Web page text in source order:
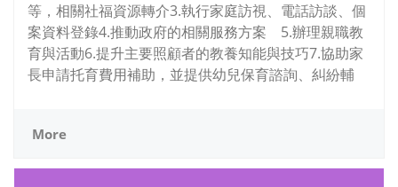
等，相關社福資源轉介3.執行家庭訪視、電話訪談、個
案資料登錄4.推動政府的相關服務方案 5.辦理親職教
育與活動6.提升主要照顧者的教養知能與技巧7.協助家
長申請托育費用補助，並提供幼兒保育諮詢、糾紛輔
More